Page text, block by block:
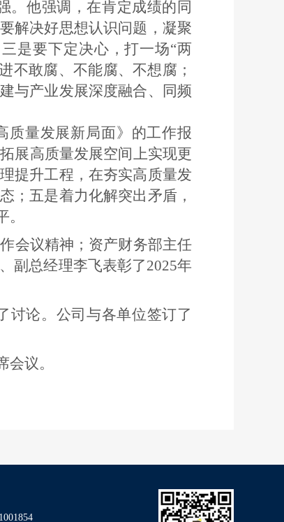
。 他强调，在肯定成绩的同
要解决好思想认识问题，凝聚
是要下定决心，打一场“两
不敢腐、不能腐、不想腐；
与产业发展深度融合、同频
质量发展新局面》的工作报
展高质量发展空间上实现更
提升工程，在夯实高质量发
；五是着力化解突出矛盾，
会议精神；资产财务部主任
副总经理李飞表彰了2025年
讨论。公司与各单位签订了
会议。